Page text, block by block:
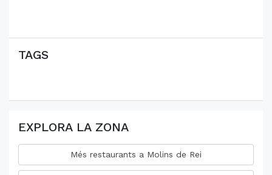
TAGS
EXPLORA LA ZONA
Més restaurants a Molins de Rei